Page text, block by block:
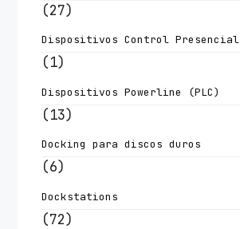
(27)
Dispositivos Control Presencial
(1)
Dispositivos Powerline (PLC)
(13)
Docking para discos duros
(6)
Dockstations
(72)